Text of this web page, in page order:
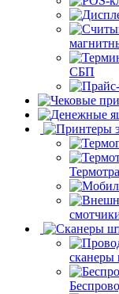
СБП
сканеры